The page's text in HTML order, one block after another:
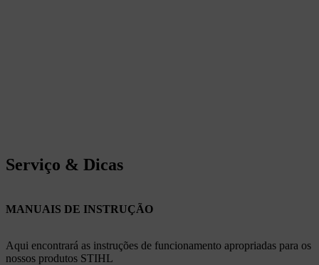
Serviço & Dicas
MANUAIS DE INSTRUÇÃO
Aqui encontrará as instruções de funcionamento apropriadas para os
nossos produtos STIHL